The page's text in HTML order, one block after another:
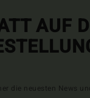
AUF
die neuesten News